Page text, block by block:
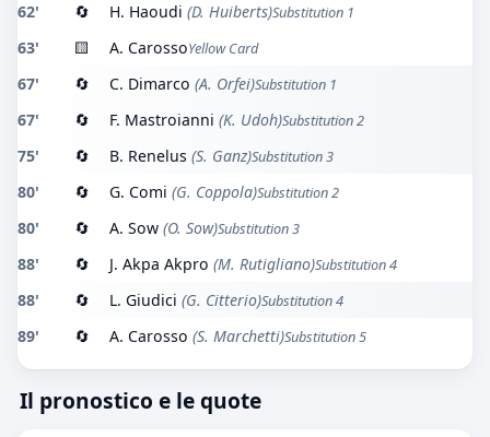
62' 🔄 H. Haoudi (D. Huiberts)Substitution 1
63' 🟨 A. CarossoYellow Card
67' 🔄 C. Dimarco (A. Orfei)Substitution 1
67' 🔄 F. Mastroianni (K. Udoh)Substitution 2
75' 🔄 B. Renelus (S. Ganz)Substitution 3
80' 🔄 G. Comi (G. Coppola)Substitution 2
80' 🔄 A. Sow (O. Sow)Substitution 3
88' 🔄 J. Akpa Akpro (M. Rutigliano)Substitution 4
88' 🔄 L. Giudici (G. Citterio)Substitution 4
89' 🔄 A. Carosso (S. Marchetti)Substitution 5
Il pronostico e le quote